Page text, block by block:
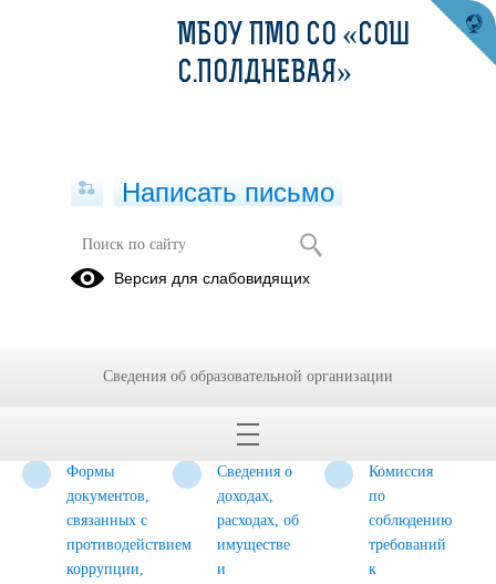
Противодействие коррупции
Формы
документов,
связанных с
противодействием
коррупции,
Сведения о
доходах,
расходах, об
имуществе
и
Комиссия
по
соблюдению
требований
к
МБОУ ПМО СО «СОШ
С.ПОЛДНЕВАЯ»
Написать письмо
Версия для слабовидящих
Сведения об образовательной организации